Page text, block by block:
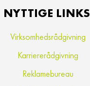
NYTTIGE LINKS
Virksomhedsrådgivning
Karriererådgivning
Reklamebureau